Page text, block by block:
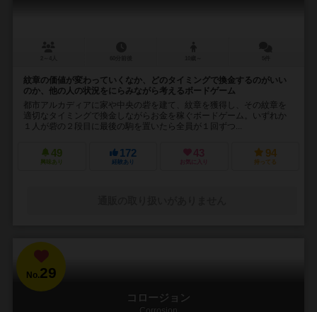
紋章の価値が変わっていくなか、どのタイミングで換金するのがいい
のか、他の人の状況をにらみながら考えるボードゲーム
都市アルカディアに家や中央の砦を建て、紋章を獲得し、その紋章を
適切なタイミングで換金しながらお金を稼ぐボードゲーム。いずれか
１人が砦の２段目に最後の駒を置いたら全員が１回ずつ...
49
興味あり
172
経験あり
43
お気に入り
94
持ってる
No.29
コロージョン